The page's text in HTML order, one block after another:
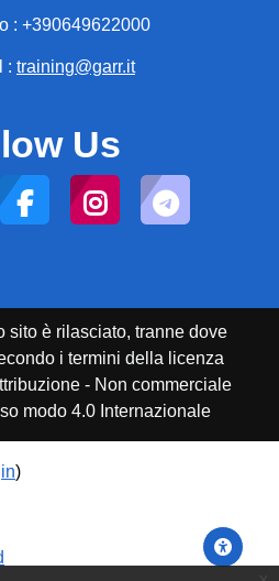
: +390649622000
: training@garr.it
Us
sito è rilasciato, tranne dove
i termini della licenza
- Non commerciale
modo 4.0 Internazionale
)